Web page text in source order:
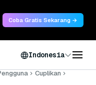
Coba Gratis Sekarang →
Indonesia
Cuplikan